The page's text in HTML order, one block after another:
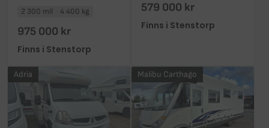
2 300 mil 4 400 kg
975 000 kr
Finns i Stenstorp
579 000 kr
Finns i Stenstorp
Adria Malibu Carthago